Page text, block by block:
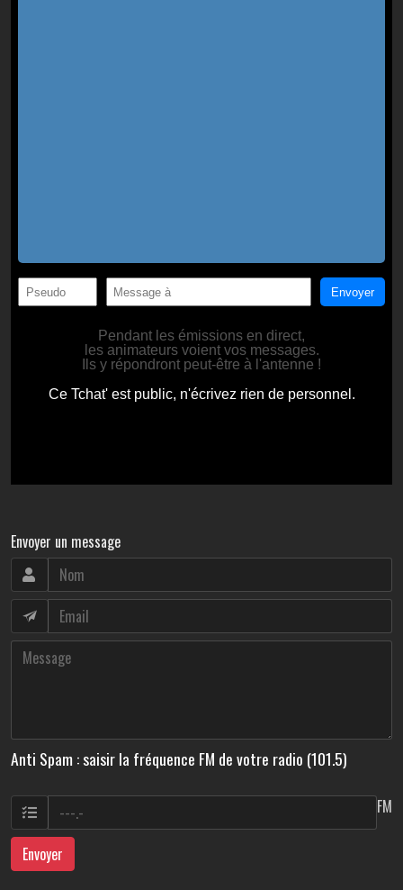
Envoyer un message
Anti Spam : saisir la fréquence FM de votre radio (101.5)
FM
Envoyer